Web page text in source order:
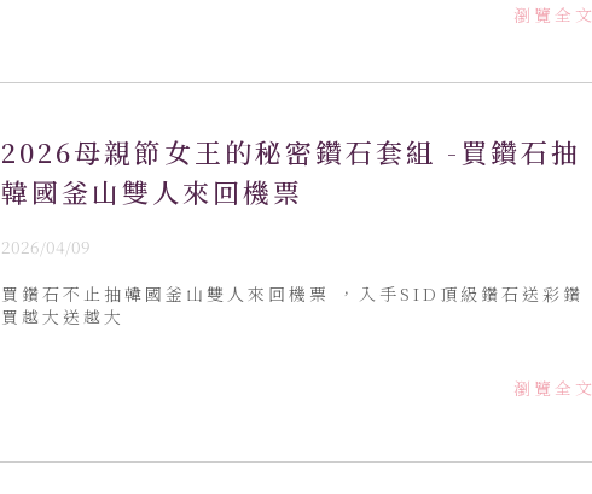
瀏覽全文
2026母親節女王的秘密鑽石套組 -買鑽石抽
韓國釜山雙人來回機票
2026/04/09
買鑽石不止抽韓國釜山雙人來回機票 ，入手SID頂級鑽石送彩鑽
買越大送越大
瀏覽全文